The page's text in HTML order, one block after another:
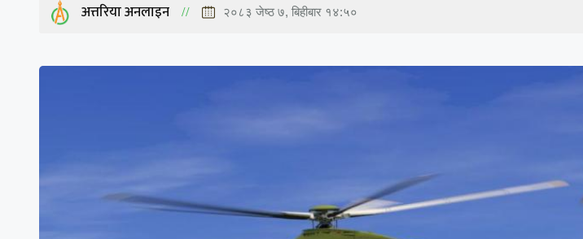
अत्तरिया अनलाइन २०८३ जेष्ठ ७, बिहीबार १४:५०